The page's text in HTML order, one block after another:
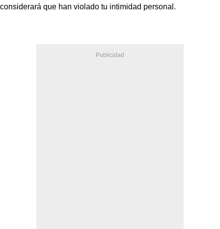
considerará que han violado tu intimidad personal.